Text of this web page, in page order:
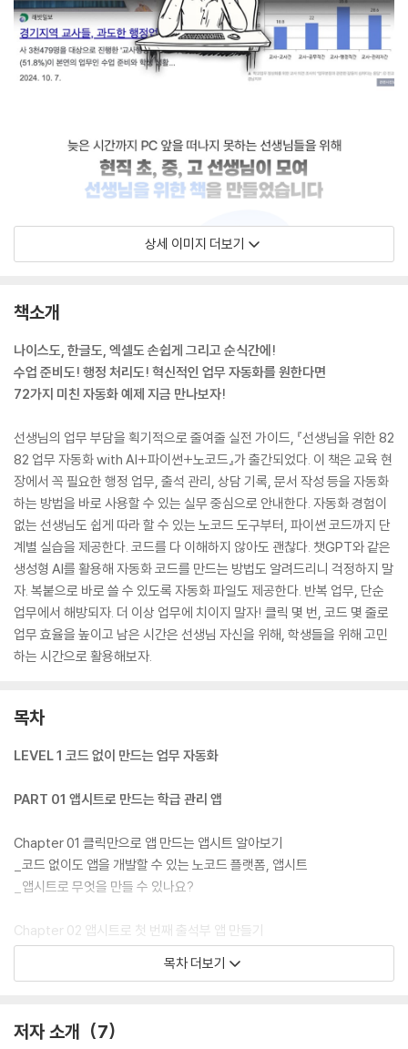
상세 이미지 더보기
책소개
나이스도, 한글도, 엑셀도 손쉽게 그리고 순식간에!
수업 준비도! 행정 처리도! 혁신적인 업무 자동화를 원한다면
72가지 미친 자동화 예제 지금 만나보자!
선생님의 업무 부담을 획기적으로 줄여줄 실전 가이드, 『선생님을 위한 82
82 업무 자동화 with AI+파이썬+노코드』가 출간되었다. 이 책은 교육 현
장에서 꼭 필요한 행정 업무, 출석 관리, 상담 기록, 문서 작성 등을 자동화
하는 방법을 바로 사용할 수 있는 실무 중심으로 안내한다. 자동화 경험이
없는 선생님도 쉽게 따라 할 수 있는 노코드 도구부터, 파이썬 코드까지 단
계별 실습을 제공한다. 코드를 다 이해하지 않아도 괜찮다. 챗GPT와 같은
생성형 AI를 활용해 자동화 코드를 만드는 방법도 알려드리니 걱정하지 말
자. 복붙으로 바로 쓸 수 있도록 자동화 파일도 제공한다. 반복 업무, 단순
업무에서 해방되자. 더 이상 업무에 치이지 말자! 클릭 몇 번, 코드 몇 줄로
업무 효율을 높이고 남은 시간은 선생님 자신을 위해, 학생들을 위해 고민
하는 시간으로 활용해보자.
목차
LEVEL 1 코드 없이 만드는 업무 자동화
PART 01 앱시트로 만드는 학급 관리 앱
Chapter 01 클릭만으로 앱 만드는 앱시트 알아보기
_코드 없이도 앱을 개발할 수 있는 노코드 플랫폼, 앱시트
_앱시트로 무엇을 만들 수 있나요?
Chapter 02 앱시트로 첫 번째 출석부 앱 만들기
_[바로 실습 01] 출석부 데이터 구성하고 앱시트로 첫 번째 앱 만들어보기
_[바로 실습 02] 출석부 앱 데이터 테이블 준비하기
_[바로 실습 05] 모바일에서 학급 관리 앱 실행하기
목차 더보기
저자 소개 7